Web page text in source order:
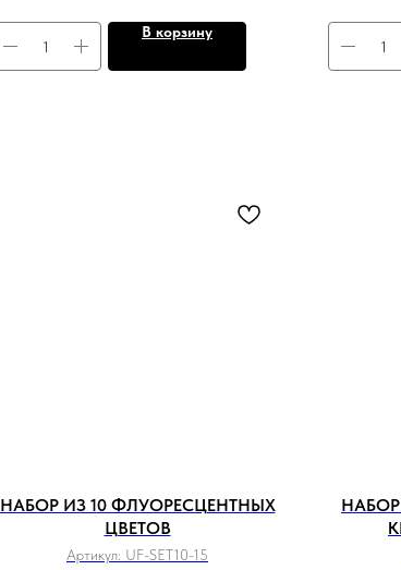
В корзину
НАБОР ИЗ 10 ФЛУОРЕСЦЕНТНЫХ
ЦВЕТОВ
Артикул: UF-SET10-15